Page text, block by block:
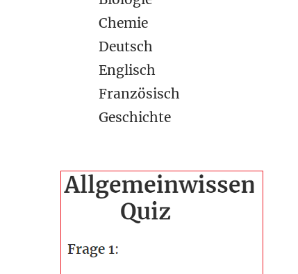
Chemie
Deutsch
Englisch
Französisch
Geschichte